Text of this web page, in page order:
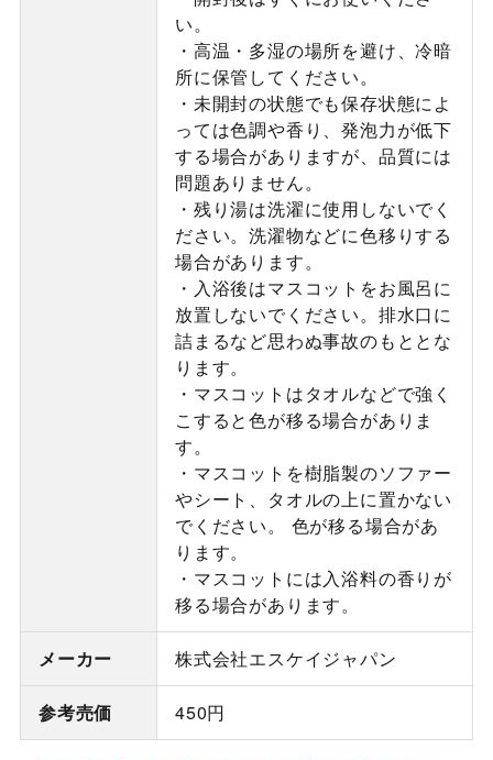
い。
・高温・多湿の場所を避け、冷暗
所に保管してください。
・未開封の状態でも保存状態によ
っては色調や香り、発泡力が低下
する場合がありますが、品質には
問題ありません。
・残り湯は洗濯に使用しないでく
ださい。洗濯物などに色移りする
場合があります。
・入浴後はマスコットをお風呂に
放置しないでください。排水口に
詰まるなど思わぬ事故のもととな
ります。
・マスコットはタオルなどで強く
こすると色が移る場合がありま
す。
・マスコットを樹脂製のソファー
やシート、タオルの上に置かない
でください。 色が移る場合があ
ります。
・マスコットには入浴料の香りが
移る場合があります。
メーカー 株式会社エスケイジャパン
参考売価 450円